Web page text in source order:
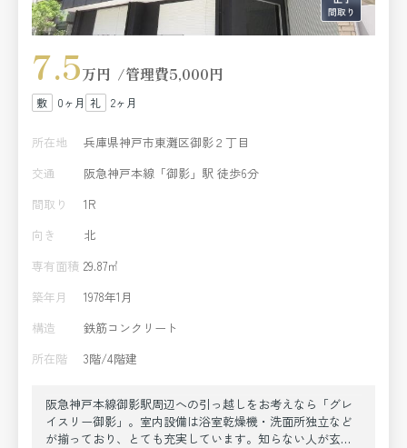
7.5万円 管理費5,000円
0ヶ月 2ヶ月
所在地
兵庫県神戸市東灘区御影２丁目
交通
阪急神戸本線「御影」駅 徒歩6分
間取り
1R
向き
北
専有面積 29.87㎡
築年月
1978年1月
構造
鉄筋コンクリート
所在階
3階/4階建
阪急神戸本線御影駅周辺への引っ越しをお考えなら「グレ
イスリー御影」。室内設備は浴室乾燥機・洗面所独立など
が揃っており、とても充実しています。知らない人が玄関